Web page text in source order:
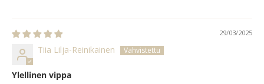
29/03/2025
Tiia Lilja-Reinikainen
Ylellinen vippa